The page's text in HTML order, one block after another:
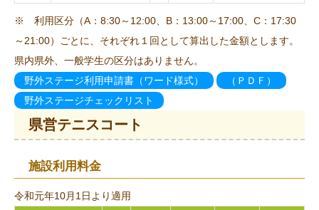
※ 利用区分（A：8:30～12:00、B：13:00～17:00、C：17:30
～21:00）ごとに、それぞれ１回として算出した金額とします。
県内県外、一般学生の区分はありません。
野外ステージ利用申請書（ワード様式）
（ＰＤＦ）
野外ステージチェックリスト
県営テニスコート
施設利用料金
令和元年10月1日より適用